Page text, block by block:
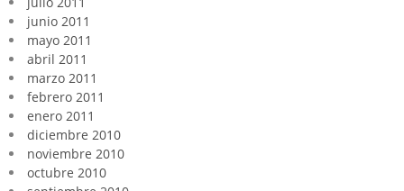
junio 2011
mayo 2011
abril 2011
marzo 2011
febrero 2011
enero 2011
diciembre 2010
noviembre 2010
octubre 2010